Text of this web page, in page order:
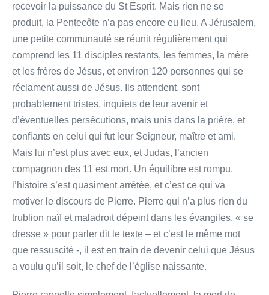
recevoir la puissance du St Esprit. Mais rien ne se
produit, la Pentecôte n’a pas encore eu lieu. A Jérusalem,
une petite communauté se réunit régulièrement qui
comprend les 11 disciples restants, les femmes, la mère
et les frères de Jésus, et environ 120 personnes qui se
réclament aussi de Jésus. Ils attendent, sont
probablement tristes, inquiets de leur avenir et
d’éventuelles persécutions, mais unis dans la prière, et
confiants en celui qui fut leur Seigneur, maître et ami.
Mais lui n’est plus avec eux, et Judas, l’ancien
compagnon des 11 est mort. Un équilibre est rompu,
l’histoire s’est quasiment arrêtée, et c’est ce qui va
motiver le discours de Pierre. Pierre qui n’a plus rien du
trublion naïf et maladroit dépeint dans les évangiles, « se
dresse » pour parler dit le texte – et c’est le même mot
que ressuscité -, il est en train de devenir celui que Jésus
a voulu qu’il soit, le chef de l’église naissante.